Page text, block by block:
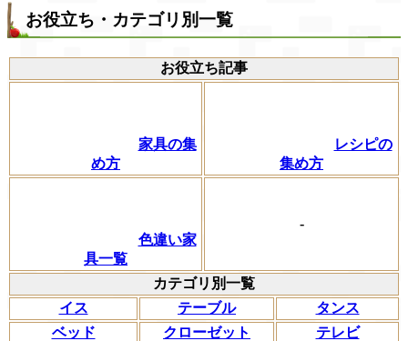
お役立ち・カテゴリ別一覧
お役立ち記事
家具の集
め方
レシピの
集め方
色違い家
具一覧
-
カテゴリ別一覧
イス
テーブル
タンス
ベッド
クローゼット
テレビ